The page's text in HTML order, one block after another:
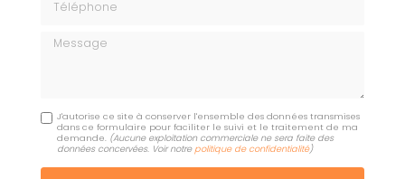
Message
J'autorise ce site à conserver l'ensemble des données transmises
dans ce formulaire pour faciliter le suivi et le traitement de ma
demande. (Aucune exploitation commerciale ne sera faite des
données concervées. Voir notre politique de confidentialité)